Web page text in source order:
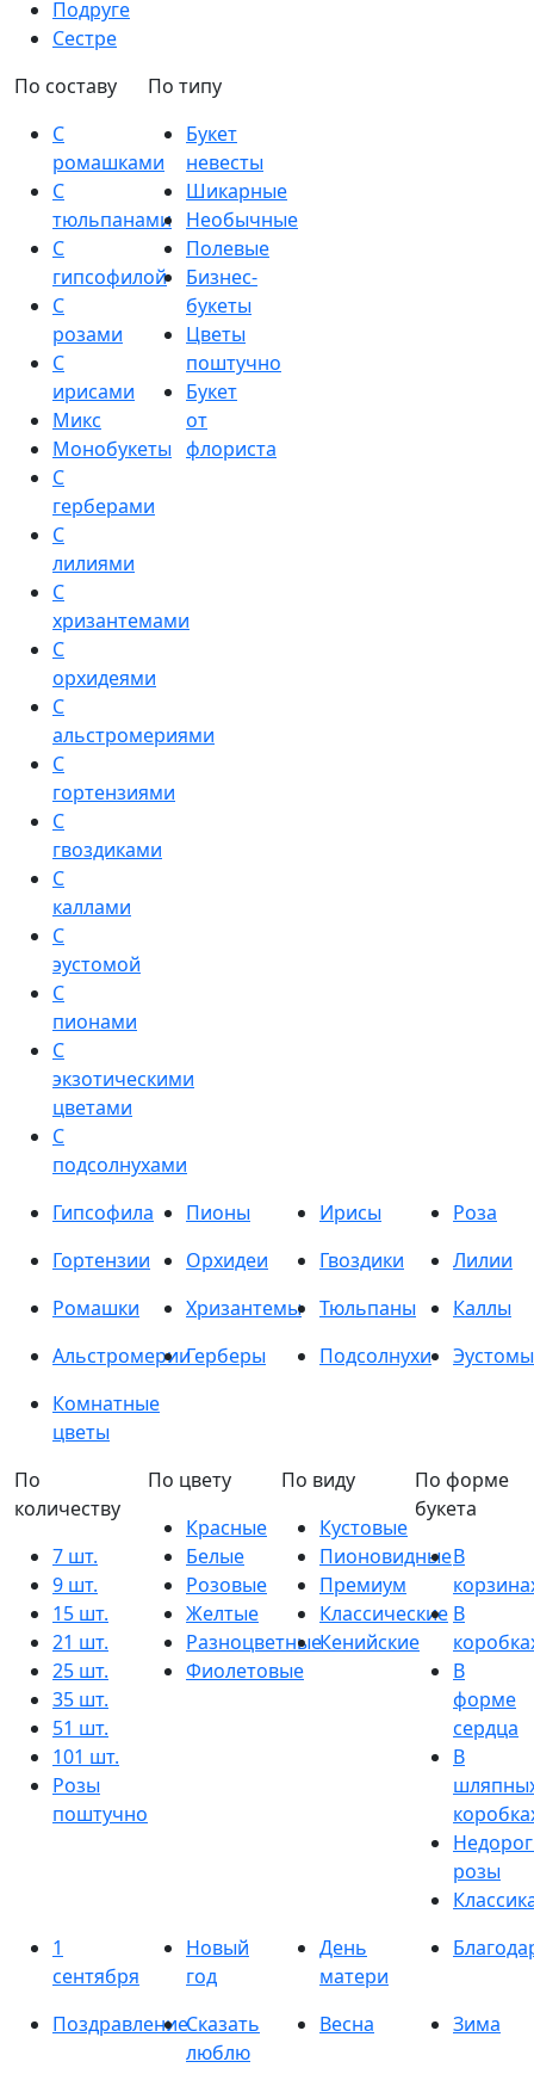
Подруге
Сестре
По составу
С
ромашками
С
тюльпанами
С
гипсофилой
С
розами
С
ирисами
Микс
Монобукеты
С
герберами
С
лилиями
С
хризантемами
С
орхидеями
С
альстромериями
С
гортензиями
С
гвоздиками
С
каллами
С
эустомой
С
пионами
С
экзотическими
цветами
С
подсолнухами
По типу
Букет
невесты
Шикарные
Необычные
Полевые
Бизнес-
букеты
Цветы
поштучно
Букет
от
флориста
Гипсофила Пионы Ирисы
Роза
Гортензии
Орхидеи Гвоздики
Лилии
Ромашки
Хризантемы Тюльпаны
Каллы
АльстромерииГерберы Подсолнухи
Эустомы
Комнатные
цветы
По
количеству
7 шт.
9 шт.
15 шт.
21 шт.
25 шт.
35 шт.
51 шт.
101 шт.
Розы
поштучно
По цвету
Красные
Белые
Розовые
Желтые
Разноцветные
Фиолетовые
По виду
Кустовые
Пионовидные
Премиум
Классические
Кенийские
По форме
букета
В
В
В
форме
сердца
В
розы
1
сентября
Новый
год
День
матери
ПоздравлениеСказать
люблю
Весна Зима